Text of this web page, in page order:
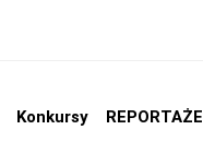
Konkursy REPORTAŻE